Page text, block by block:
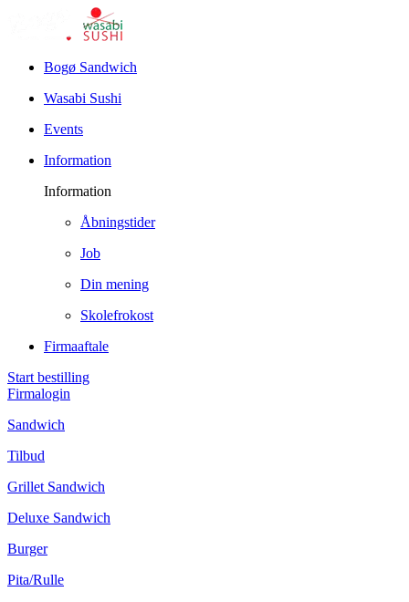
Bogø Sandwich
Wasabi Sushi
Events
Information
Information
Åbningstider
Job
Din mening
Skolefrokost
Firmaaftale
Start bestilling
Firmalogin
Sandwich
Tilbud
Grillet Sandwich
Deluxe Sandwich
Burger
Pita/Rulle